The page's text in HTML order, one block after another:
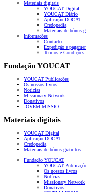
Materiais digitais
YOUCAT Digital
YOUCAT Diário
Aplicação DOCAT
Credopedia
Materiais de bónus
Informações
Contacto
Expedição e
Termos e Condições
Fundação YOUCAT
YOUCAT Publicações
Os nossos livros
Notícias
Missionary Network
Donativos
JOVEM MISSIO
Materiais digitais
YOUCAT Digital
Aplicação DOCAT
Credopedia
Materiais de bónus gratuitos
Fundação YOUCAT
YOUCAT
Os nossos livros
Notícias
Missionary Network
Donativos